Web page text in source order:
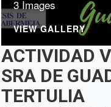
3 Images
VIEW GALLERY
ACTIVIDAD
SRA DE
TERTULIA